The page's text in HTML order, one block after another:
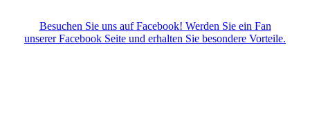
Besuchen Sie uns auf Facebook! Werden Sie ein Fan
unserer Facebook Seite und erhalten Sie besondere Vorteile.